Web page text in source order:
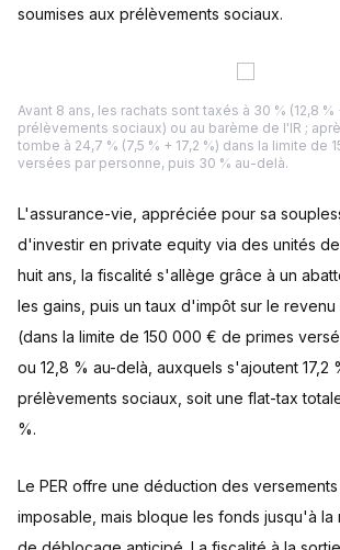
soumises aux prélèvements sociaux.
Avant 8 ans, les rachats sont taxés à 30 % (12,8 %
prélèvements sociaux) ou au barème de l'IR ;
tombe à 24,7 % (7,5 % + 17,2 %) dans la limite de
versées par personne, puis 30 % au-delà.
L'assurance-vie, appréciée pour sa
d'investir en private equity via des unités
huit ans, la fiscalité s'allège grâce à un
les gains, puis un taux d'impôt sur le revenu
(dans la limite de 150 000 € de primes
ou 12,8 % au-delà, auxquels s'ajoutent 17,2
prélèvements sociaux, soit une flat-tax
%.
Le PER offre une déduction des
imposable, mais bloque les fonds jusqu'à la